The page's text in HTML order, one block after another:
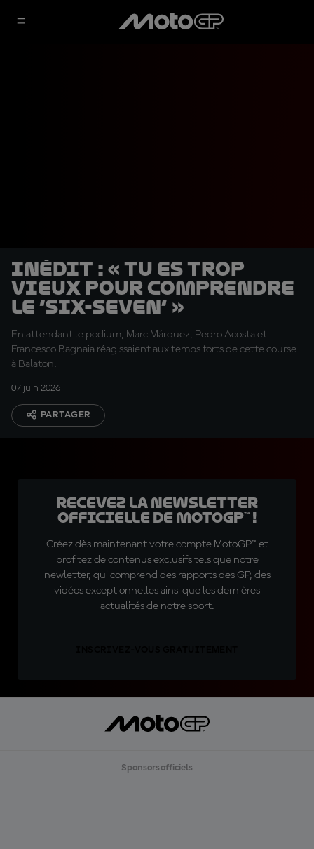
INÉDIT : « Tu es trop
vieux pour comprendre
le ‘six-seven’ »
En attendant le podium, Marc Márquez, Pedro Acosta et
Francesco Bagnaia réagissaient aux temps forts de cette course
à Balaton.
07 juin 2026
PARTAGER
Recevez la Newsletter
officielle de MotoGP™ !
Créez dès maintenant votre compte MotoGP™ et
profitez de contenus exclusifs tels que notre
newletter, qui comprend des rapports des GP, des
vidéos exceptionnelles ainsi que les dernières
actualités de notre sport.
Sponsors officiels